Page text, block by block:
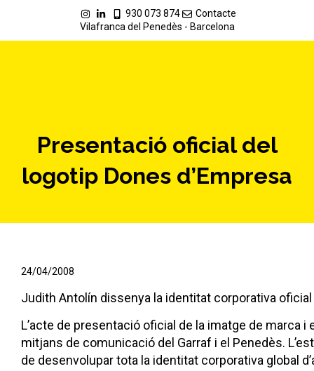
930 073 874
Contacte
Vilafranca del Penedès - Barcelona
Presentació oficial del
logotip Dones d’Empresa
24/04/2008
Judith Antolín dissenya la identitat corporativa oficial
L’acte de presentació oficial de la imatge de marca i
mitjans de comunicació del Garraf i el Penedès.
de desenvolupar tota la identitat corporativa global